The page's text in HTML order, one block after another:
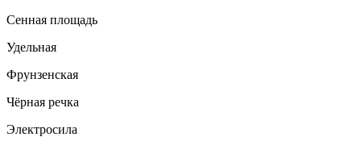
Сенная площадь
Удельная
Фрунзенская
Чёрная речка
Электросила